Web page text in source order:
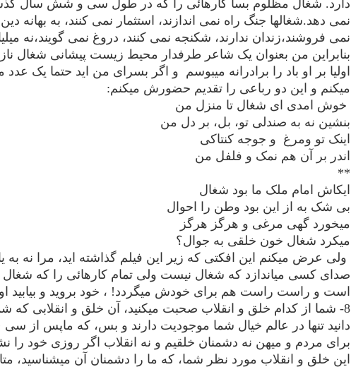
دارد. شغال مظلوم بسا کارهائی را که در طول سی و شش سال
نمی دهد.شغالها جنگ راه نمی اندازند، استثمار نمی کنند، به بهانه دین
نمی فروشند،زندان ندارند، شکنجه نمی کنند، دروغ نمی گویند،نه
بنابراین من بعنوان یک شاعر طرفدار محیط زیست پیشانی شغال
اولیا بر او باد را برادرانه میبوسم و اگر بسرای من اید حتما یک
میکنم و این دو رباعی را تقدیم حضورش میکنم:
خوش امدی ای شغال تا منزل من
بنشین نه به صندلی تو، بل، بر دل من
اینک تو ومرغ و جوجه کنتاکی
اندر بر آن هم نمک و فلفل من
**
ایکاش امام ملک ما بود شغال
بی شک به از این بود وطن را احوال
میخورد گهی مرغی و هرگز هرگز
میکرد شغال خون خلقی به جوال؟
ولی عرض میکنم این افکتی که زیر این فیلم گذاشته اید، مرا نه به
صدای کسی میاندازد که شغال نیست ولی تمام کارهائی را که شغال
است و راست راست هم برای خودش میگردد! ، خود بروید و بیابید
8- شما از کدام خلق و انقلاب صحبت میکنید، آن خلق و انقلابی که
دانید تنها در عالم خیال شما موجودیت دارند و بس، که ماپس از
برای مردم و میهن نه دشمنان خلقیم و نه انقلاب اگر روزی خود را
این خلق و انقلاب مورد نظر شما، که ما را دشمنان آن میشناسید،